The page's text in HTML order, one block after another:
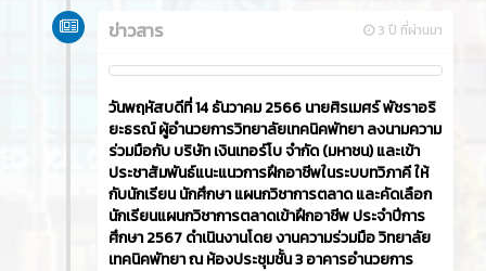
3 ปี ที่ผ่านมา
ข่าวสาร
วันพฤหัสบดีที่ 14 ธันวาคม 2566​ นายศิรเมศร์ พัชราอริ
ยะธรณ์ ผู้อำนวยการวิทยาลัยเทคนิคพัทยา ลงนามความ
ร่วมมือกับ บริษัท เงินเทอร์โบ จำกัด (มหาชน) และเข้า
ประชาสัมพันธ์แนะแนวการฝึกอาชีพในระบบทวิภาคี ให้
กับนักเรียน นักศึกษา แผนกวิชาการตลาด และคัดเลือก
นักเรียนแผนกวิชาการตลาดเข้าฝึกอาชีพ ประจำปีการ
ศึกษา 2567 ดำเนินงานโดย งานความร่วมมือ วิทยาลัย
เทคนิคพัทยา ณ ห้องประชุมชั้น 3 อาคารอำนวยการ